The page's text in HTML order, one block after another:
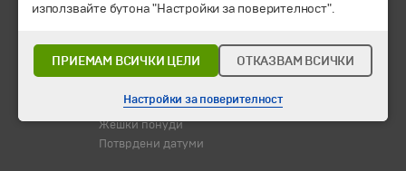
Екскурзии и одмори
Сите програми од А до Ш
Промоции
Жешки понуди
Потврдени датуми
използвайте бутона "Настройки за поверителност".
ПРИЕМАМ ВСИЧКИ ЦЕЛИ ОТКАЗВАМ ВСИЧКИ
Настройки за поверителност